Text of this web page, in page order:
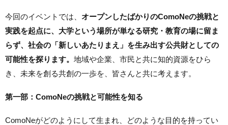
今回のイベントでは、 オープンしたばかりのComoNeの挑戦と
実践を起点に、大学という場所が単なる研究・教育の場に留ま
らず、社会の「新しいあたりまえ」を生み出す公共財としての
可能性を探ります。 地域や企業、市民と共に知的資源をひら
き、未来を創る共創の一歩を、皆さんと共に考えます。
第一部：ComoNeの挑戦と可能性を知る
ComoNeがどのようにして生まれ、どのような目的を持ってい